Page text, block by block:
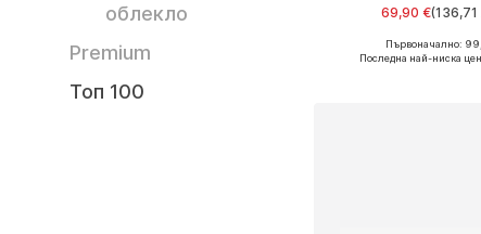
облекло
Premium
Топ 100
69,90 €(136,71
Налични размери: 36,
Първоначално:
Последна най-ниска